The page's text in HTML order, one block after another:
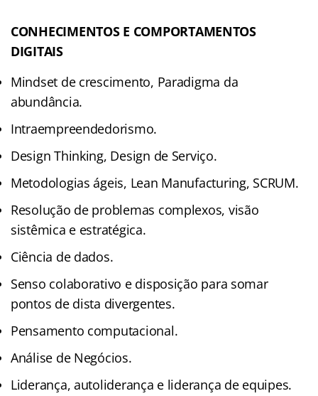
CONHECIMENTOS E COMPORTAMENTOS
DIGITAIS
Mindset de crescimento, Paradigma da
abundância.
Intraempreendedorismo.
Design Thinking, Design de Serviço.
Metodologias ágeis, Lean Manufacturing, SCRUM.
Resolução de problemas complexos, visão
sistêmica e estratégica.
Ciência de dados.
Senso colaborativo e disposição para somar
pontos de dista divergentes.
Pensamento computacional.
Análise de Negócios.
Liderança, autoliderança e liderança de equipes.